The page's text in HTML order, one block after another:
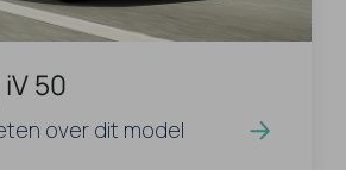
50
over dit model